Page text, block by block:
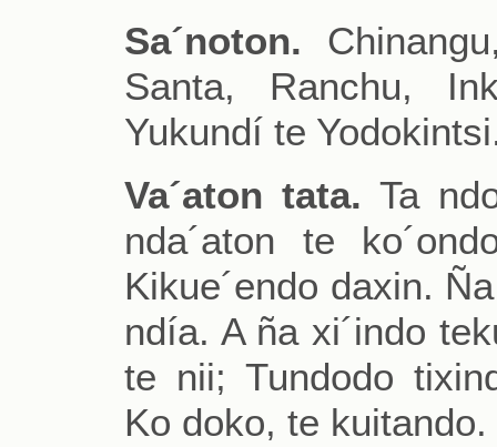
Sa´noton.
Santa, Ranchu,
Yukundí te
Va´aton tata. Ta
nda´aton te
Kikue´endo daxin.
ndía. A ña xi´indo
te nii; Tundodo
Ko doko, te kuitando.